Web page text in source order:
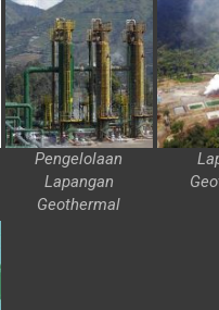
Pengelolaan
Lapangan
Geothermal